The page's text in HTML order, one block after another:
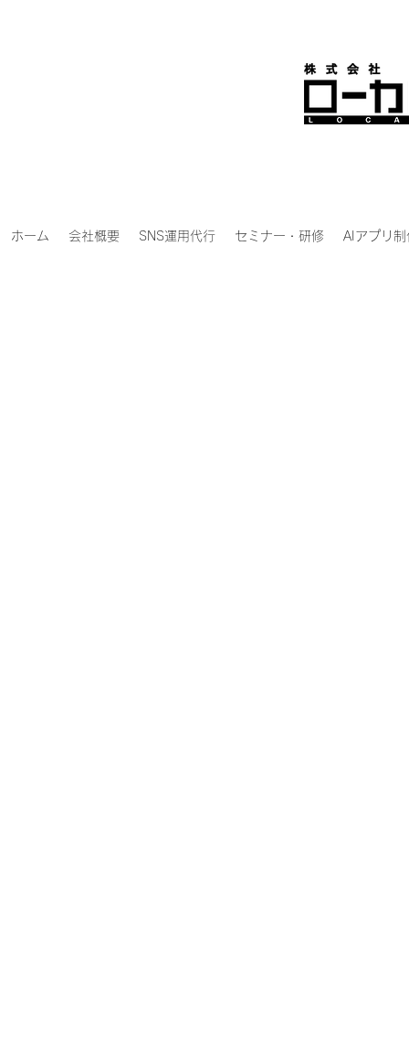
ホーム 会社概要 SNS運用代行 セミナー・研修 AIアプリ制